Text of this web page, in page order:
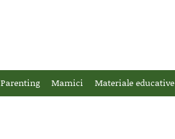
Parenting Mamici Materiale educative